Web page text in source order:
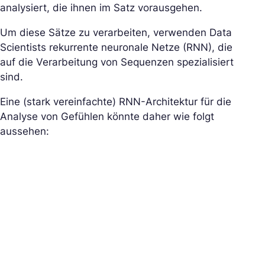
analysiert, die ihnen im Satz vorausgehen.
Um diese Sätze zu verarbeiten, verwenden Data
Scientists rekurrente neuronale Netze (RNN), die
auf die Verarbeitung von Sequenzen spezialisiert
sind.
Eine (stark vereinfachte) RNN-Architektur für die
Analyse von Gefühlen könnte daher wie folgt
aussehen: